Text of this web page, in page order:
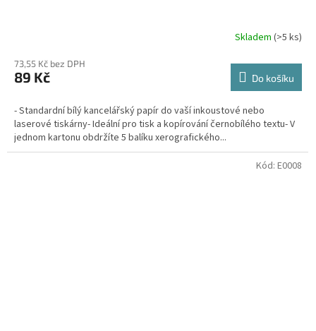
Skladem (>5 ks)
73,55 Kč bez DPH
89 Kč Do košíku
- Standardní bílý kancelářský papír do vaší inkoustové nebo
laserové tiskárny- Ideální pro tisk a kopírování černobílého textu- V
jednom kartonu obdržíte 5 balíku xerografického...
Kód: E0008